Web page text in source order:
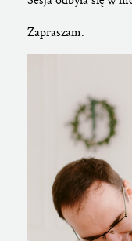
Zapraszam.